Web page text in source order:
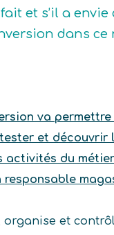
fait et s’il a envie
dans ce
va
tester et découvrir
activités du
responsable
organise et